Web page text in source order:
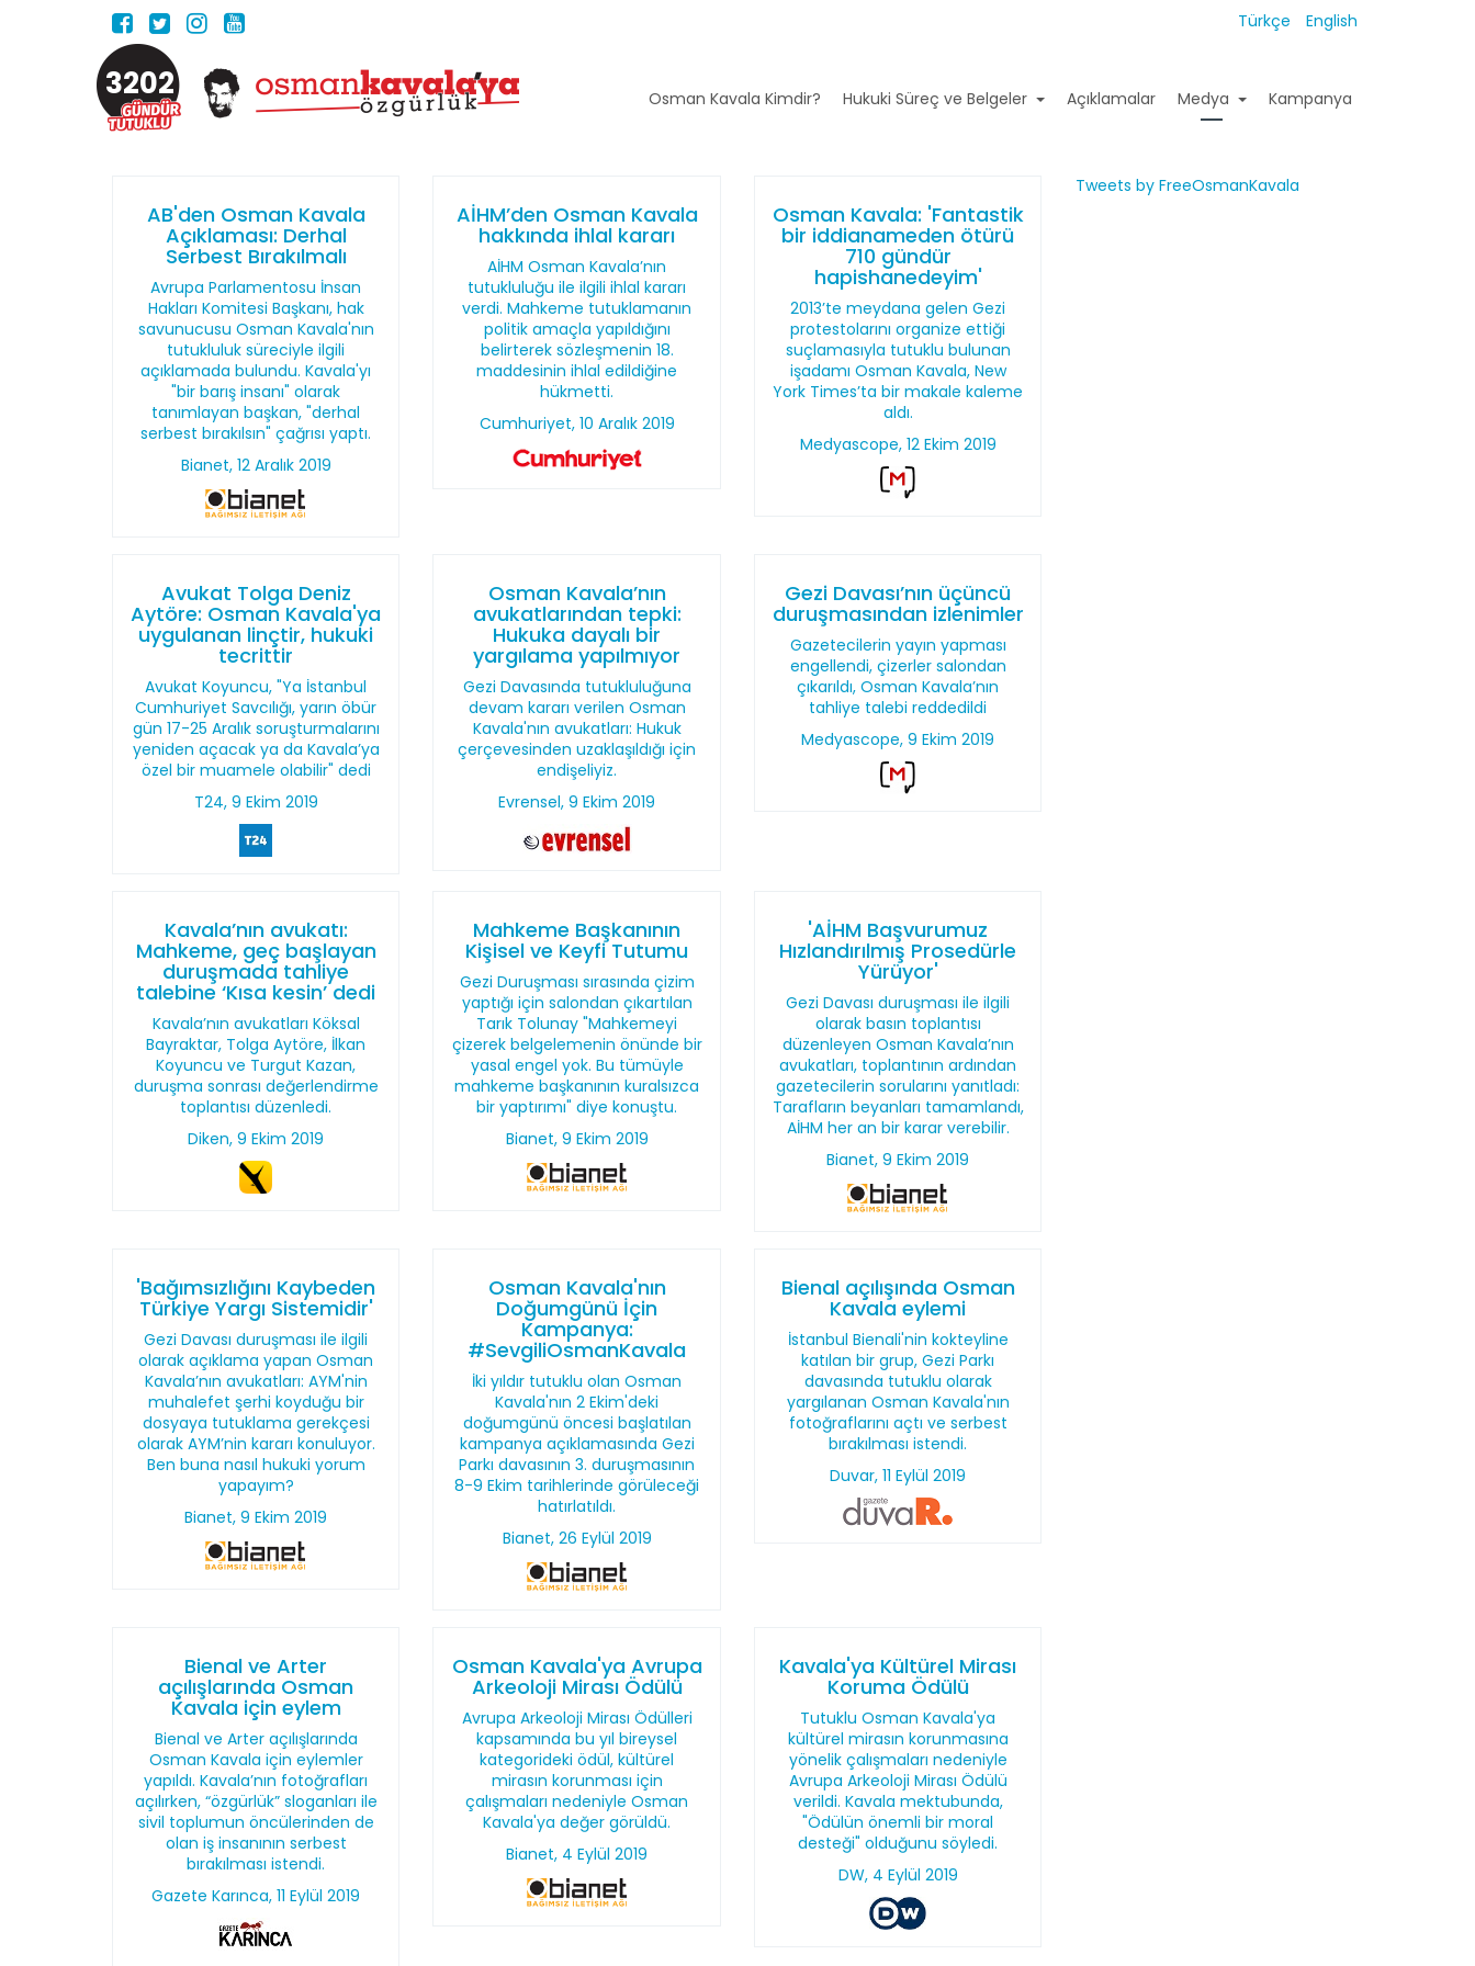
Türkçe English
3202 Osman Kavala Kimdir? Hukuki Süreç ve Belgeler Açıklamalar Medya Kampanya
AB'den Osman Kavala
Açıklaması: Derhal
Serbest Bırakılmalı
Avrupa Parlamentosu İnsan
Hakları Komitesi Başkanı, hak
savunucusu Osman Kavala'nın
tutukluluk süreciyle ilgili
açıklamada bulundu. Kavala'yı
"bir barış insanı" olarak
tanımlayan başkan, "derhal
serbest bırakılsın" çağrısı yaptı.
Bianet, 12 Aralık 2019
AİHM’den Osman Kavala
hakkında ihlal kararı
AİHM Osman Kavala’nın
tutukluluğu ile ilgili ihlal kararı
verdi. Mahkeme tutuklamanın
politik amaçla yapıldığını
belirterek sözleşmenin 18.
maddesinin ihlal edildiğine
hükmetti.
Cumhuriyet, 10 Aralık 2019
Osman Kavala: 'Fantastik
bir iddianameden ötürü
710 gündür
hapishanedeyim'
2013’te meydana gelen Gezi
protestolarını organize ettiği
suçlamasıyla tutuklu bulunan
işadamı Osman Kavala, New
York Times’ta bir makale kaleme
aldı.
Medyascope, 12 Ekim 2019
Avukat Tolga Deniz
Aytöre: Osman Kavala'ya
uygulanan linçtir, hukuki
tecrittir
Avukat Koyuncu, "Ya İstanbul
Cumhuriyet Savcılığı, yarın öbür
gün 17-25 Aralık soruşturmalarını
yeniden açacak ya da Kavala’ya
özel bir muamele olabilir" dedi
T24, 9 Ekim 2019
Osman Kavala’nın
avukatlarından tepki:
Hukuka dayalı bir
yargılama yapılmıyor
Gezi Davasında tutukluluğuna
devam kararı verilen Osman
Kavala'nın avukatları: Hukuk
çerçevesinden uzaklaşıldığı için
endişeliyiz.
Evrensel, 9 Ekim 2019
Gezi Davası’nın üçüncü
duruşmasından izlenimler
Gazetecilerin yayın yapması
engellendi, çizerler salondan
çıkarıldı, Osman Kavala’nın
tahliye talebi reddedildi
Medyascope, 9 Ekim 2019
Kavala’nın avukatı:
Mahkeme, geç başlayan
duruşmada tahliye
talebine ‘Kısa kesin’ dedi
Kavala’nın avukatları Köksal
Bayraktar, Tolga Aytöre, İlkan
Koyuncu ve Turgut Kazan,
duruşma sonrası değerlendirme
toplantısı düzenledi.
Diken, 9 Ekim 2019
Mahkeme Başkanının
Kişisel ve Keyfi Tutumu
Gezi Duruşması sırasında çizim
yaptığı için salondan çıkartılan
Tarık Tolunay "Mahkemeyi
çizerek belgelemenin önünde bir
yasal engel yok. Bu tümüyle
mahkeme başkanının kuralsızca
bir yaptırımı" diye konuştu.
Bianet, 9 Ekim 2019
'AİHM Başvurumuz
Hızlandırılmış Prosedürle
Yürüyor'
Gezi Davası duruşması ile ilgili
olarak basın toplantısı
düzenleyen Osman Kavala’nın
avukatları, toplantının ardından
gazetecilerin sorularını yanıtladı:
Tarafların beyanları tamamlandı,
AİHM her an bir karar verebilir.
Bianet, 9 Ekim 2019
'Bağımsızlığını Kaybeden
Türkiye Yargı Sistemidir'
Gezi Davası duruşması ile ilgili
olarak açıklama yapan Osman
Kavala’nın avukatları: AYM'nin
muhalefet şerhi koyduğu bir
dosyaya tutuklama gerekçesi
olarak AYM’nin kararı konuluyor.
Ben buna nasıl hukuki yorum
yapayım?
Bianet, 9 Ekim 2019
Osman Kavala'nın
Doğumgünü İçin
Kampanya:
#SevgiliOsmanKavala
İki yıldır tutuklu olan Osman
Kavala'nın 2 Ekim'deki
doğumgünü öncesi başlatılan
kampanya açıklamasında Gezi
Parkı davasının 3. duruşmasının
8-9 Ekim tarihlerinde görüleceği
hatırlatıldı.
Bianet, 26 Eylül 2019
Bienal açılışında Osman
Kavala eylemi
İstanbul Bienali'nin kokteyline
katılan bir grup, Gezi Parkı
davasında tutuklu olarak
yargılanan Osman Kavala'nın
fotoğraflarını açtı ve serbest
bırakılması istendi.
Duvar, 11 Eylül 2019
Bienal ve Arter
açılışlarında Osman
Kavala için eylem
Bienal ve Arter açılışlarında
Osman Kavala için eylemler
yapıldı. Kavala’nın fotoğrafları
açılırken, “özgürlük” sloganları ile
sivil toplumun öncülerinden de
olan iş insanının serbest
bırakılması istendi.
Gazete Karınca, 11 Eylül 2019
Osman Kavala'ya Avrupa
Arkeoloji Mirası Ödülü
Avrupa Arkeoloji Mirası Ödülleri
kapsamında bu yıl bireysel
kategorideki ödül, kültürel
mirasın korunması için
çalışmaları nedeniyle Osman
Kavala'ya değer görüldü.
Bianet, 4 Eylül 2019
Kavala'ya Kültürel Mirası
Koruma Ödülü
Tutuklu Osman Kavala'ya
kültürel mirasın korunmasına
yönelik çalışmaları nedeniyle
Avrupa Arkeoloji Mirası Ödülü
verildi. Kavala mektubunda,
"Ödülün önemli bir moral
desteği" olduğunu söyledi.
DW, 4 Eylül 2019
Tweets by FreeOsmanKavala